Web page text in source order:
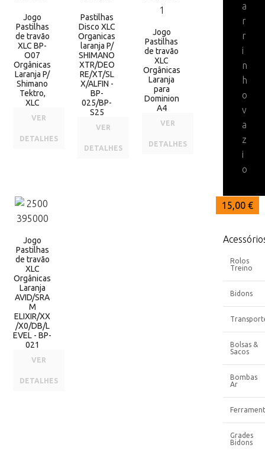
Jogo
Pastilhas
de travão
XLC BP-
O07
Orgânicas
Laranja P/
Shimano
Tektro,
XLC
VER
DETALHES
Pastilhas
Disco XLC
Organicas
laranja P/
SHIMANO
XTR/DEO
RE/XT/SL
X/ALFIN -
BP-
025/BP-
S25
VER
DETALHES
Jogo
Pastilhas
de travão
XLC
Orgânicas
Laranja
para
Dominion
A4
VER
DETALHES
15,00 €
Jogo
Pastilhas
de travão
XLC
Orgânicas
Laranja
AVID/SRA
M
ELIXIR/XX
/X0/DB/L
EVEL - BP-
021
VER
DETALHES
a
r
r
i
n
h
o
v
a
z
i
o
Rolos
Treino
Bidons
Bolsas &
Sacos
Bombas
Ar
Grades
Bidons